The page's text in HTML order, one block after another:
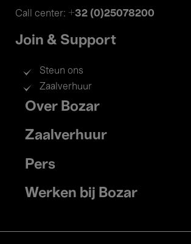
Call center: +32 (0)25078200
Join & Support
Steun ons
Zaalverhuur
Footer
menu
Over Bozar
Zaalverhuur
Pers
Werken bij Bozar